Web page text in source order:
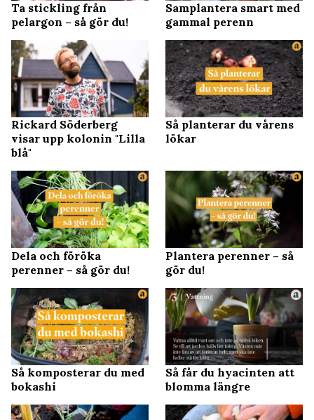
Ta stickling från
pelargon – så gör du!
Samplantera smart med
gammal perenn
Rickard Söderberg
visar upp kolonin "Lilla
blå"
Så planterar du vårens
lökar
Dela och föröka
perenner – så gör du!
Plantera perenner – så
gör du!
Så komposterar du med
bokashi
Så får du hyacinten att
blomma längre